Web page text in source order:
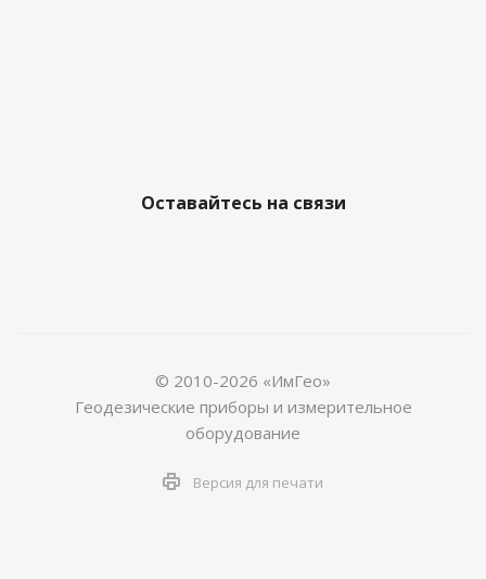
Оставайтесь на связи
© 2010-2026 «ИмГео»
Геодезические приборы и измерительное
оборудование
Версия для печати